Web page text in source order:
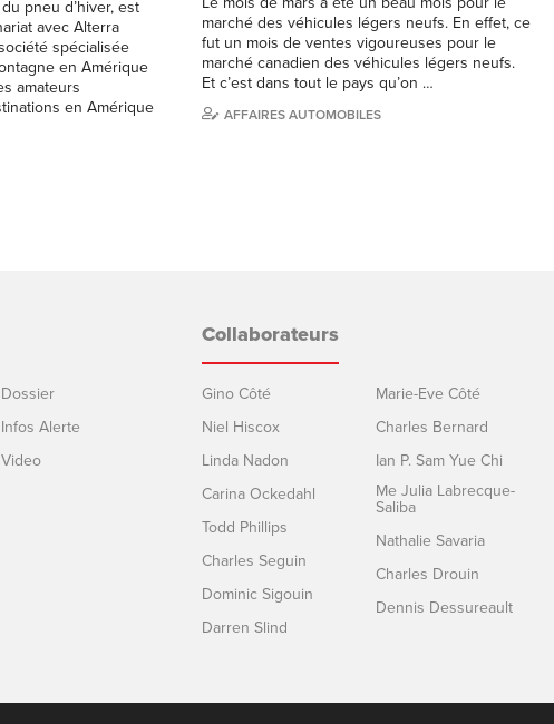
pneu d’hiver, est
avec Alterra
spécialisée
en Amérique
amateurs
en Amérique
marché des véhicules légers neufs. En effet, ce
fut un mois de ventes vigoureuses pour le
marché canadien des véhicules légers neufs.
Et c’est dans tout le pays qu’on …
AFFAIRES AUTOMOBILES
Dossier
Infos Alerte
Video
Collaborateurs
Gino Côté
Niel Hiscox
Linda Nadon
Carina Ockedahl
Todd Phillips
Charles Seguin
Dominic Sigouin
Darren Slind
Marie-Eve Côté
Charles Bernard
Ian P. Sam Yue Chi
Me Julia Labrecque-
Saliba
Nathalie Savaria
Charles Drouin
Dennis Dessureault